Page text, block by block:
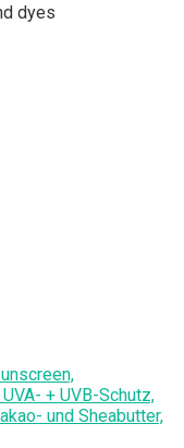
dyes
+ UVB-Schutz,
und Sheabutter,